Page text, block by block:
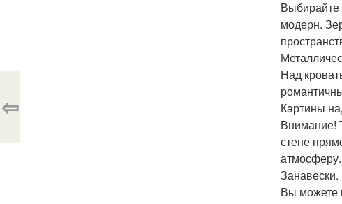
Выбирайте
модерн.
Над
Картины
Внимание!
стене
атмосферу.
Занавески.
Вы можете
⇦